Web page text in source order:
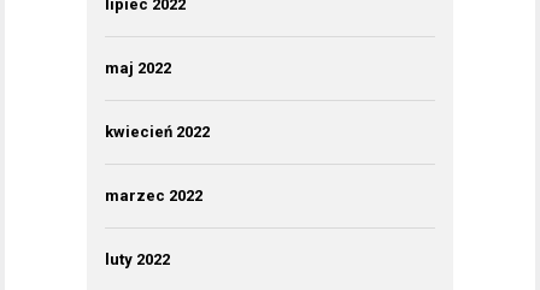
lipiec 2022
maj 2022
kwiecień 2022
marzec 2022
luty 2022